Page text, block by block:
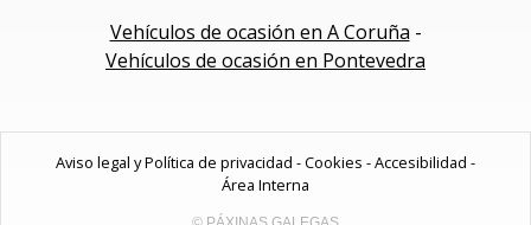
Vehículos de ocasión en A Coruña -
Vehículos de ocasión en Pontevedra
Aviso legal y Política de privacidad -Cookies -Accesibilidad -
Área Interna